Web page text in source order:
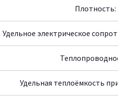
Плотность:
Удельное электрическое
Удельная теплоёмкость